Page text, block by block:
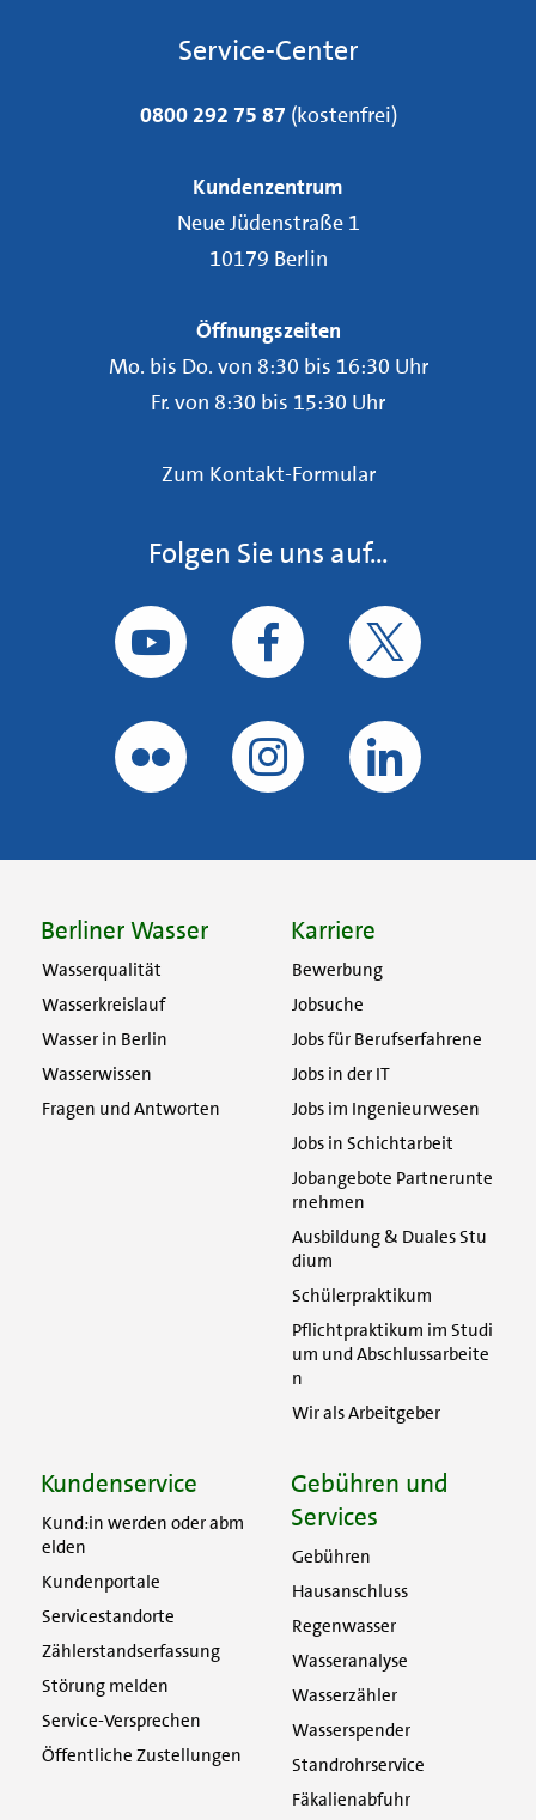
Service-Center
0800 292 75 87 (kostenfrei)
Kundenzentrum
Neue Jüdenstraße 1
10179 Berlin
Öffnungszeiten
Mo. bis Do. von 8:30 bis 16:30 Uhr
Fr. von 8:30 bis 15:30 Uhr
Zum Kontakt-Formular
Folgen Sie uns auf...
Berliner Wasser
Wasserqualität
Wasserkreislauf
Wasser in Berlin
Wasserwissen
Fragen und Antworten
Karriere
Bewerbung
Jobsuche
Jobs für Berufserfahrene
Jobs in der IT
Jobs im Ingenieurwesen
Jobs in Schichtarbeit
Jobangebote Partnerunte
rnehmen
Ausbildung & Duales Stu
dium
Schülerpraktikum
Pflichtpraktikum im Studi
um und Abschlussarbeite
n
Wir als Arbeitgeber
Kundenservice
Kund:in werden oder abm
elden
Kundenportale
Servicestandorte
Zählerstandserfassung
Störung melden
Service-Versprechen
Öffentliche Zustellungen
Gebühren und
Services
Gebühren
Hausanschluss
Regenwasser
Wasseranalyse
Wasserzähler
Wasserspender
Standrohrservice
Fäkalienabfuhr